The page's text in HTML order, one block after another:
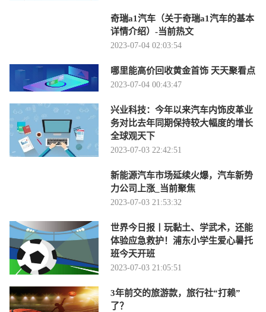
奇瑞a1汽车（关于奇瑞a1汽车的基本
详情介绍）-当前热文
2023-07-04 02:03:54
哪里能高价回收黄金首饰 天天聚看点
2023-07-04 00:43:47
兴业科技：今年以来汽车内饰皮革业
务对比去年同期保持较大幅度的增长
全球观天下
2023-07-03 22:42:51
新能源汽车市场延续火爆，汽车新势
力公司上涨_当前聚焦
2023-07-03 21:53:32
世界今日报丨玩黏土、学武术，还能
体验应急救护！浦东小学生爱心暑托
班今天开班
2023-07-03 21:05:51
3年前交的旅游款，旅行社“打赖”
了？